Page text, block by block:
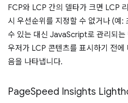
FCP와 LCP 간의 델타가 크면 LCP
시 우선순위를 지정할 수 없거나 (예:
수 있는 대신 JavaScript로 관리되는
우저가 LCP 콘텐츠를 표시하기 전에
음을 나타냅니다.
PageSpeed Insights